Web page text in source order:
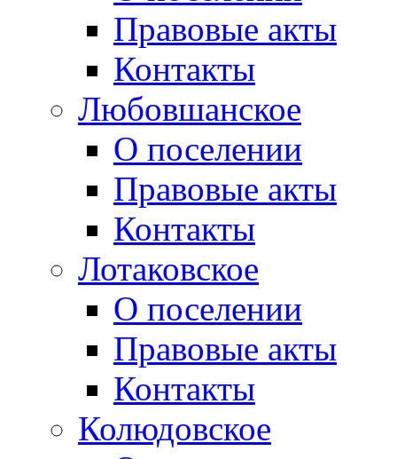
Правовые акты
Контакты
Любовшанское
О поселении
Правовые акты
Контакты
Лотаковское
О поселении
Правовые акты
Контакты
Колюдовское